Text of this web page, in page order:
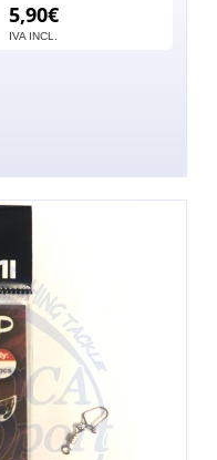
5,90€
IVA INCL.